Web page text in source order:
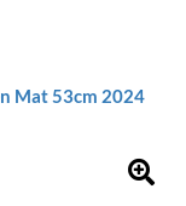
Mat 53cm 2024